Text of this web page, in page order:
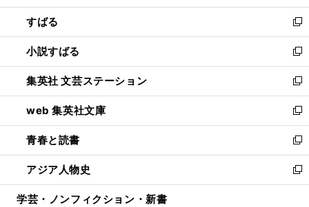
開
く
ウ
で
開
く
ン
ド
ウ
で
開
く
すばる
新
し
い
ウ
ィ
ン
ド
ウ
で
開
く
小説すばる
新
し
い
ウ
ィ
ン
ド
ウ
で
開
集英社 文芸ステーション
新
し
い
ウ
ィ
ン
ド
ウ
web 集英社文庫
新
し
い
ウ
ィ
ン
青春と読書
新
し
い
ウ
アジア人物史
新
し
学芸・ノンフィクション・新書